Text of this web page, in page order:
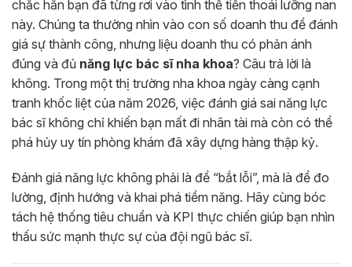
chắc hẳn bạn đã từng rơi vào tình thế tiến thoái lưỡng nan
này. Chúng ta thường nhìn vào con số doanh thu để đánh
giá sự thành công, nhưng liệu doanh thu có phản ánh
đúng và đủ năng lực bác sĩ nha khoa? Câu trả lời là
không. Trong một thị trường nha khoa ngày càng cạnh
tranh khốc liệt của năm 2026, việc đánh giá sai năng lực
bác sĩ không chỉ khiến bạn mất đi nhân tài mà còn có thể
phá hủy uy tín phòng khám đã xây dựng hàng thập kỷ.
Đánh giá năng lực không phải là để “bắt lỗi”, mà là để đo
lường, định hướng và khai phá tiềm năng. Hãy cùng bóc
tách hệ thống tiêu chuẩn và KPI thực chiến giúp bạn nhìn
thấu sức mạnh thực sự của đội ngũ bác sĩ.